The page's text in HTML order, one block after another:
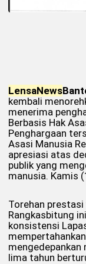
LensaNews
kembali
menerima
Berbasis Hak
Penghargaan
Asasi Manusia
apresiasi atas
publik yang
manusia. Kamis
Torehan
Rangkasbitung
konsistensi
mengedepankan
lima tahun